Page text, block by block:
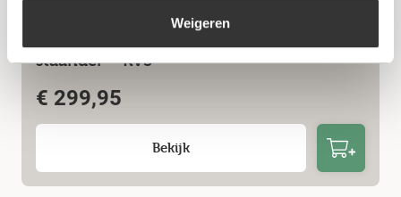
Weigeren
Solo Stove – Bonfire Vuurkorf met
staander – RVS
€ 299,95
Bekijk